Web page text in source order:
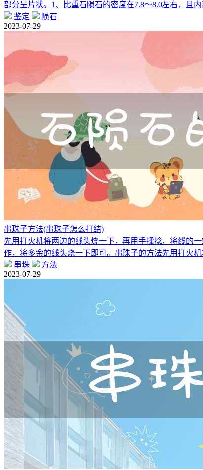
部分呈片状。1、比重石陨石的密度在7.8～8.0左右，且
鉴定
陨石
2023-07-29
串珠子方法(串珠子怎么打结)
先用打火机将两边的线头烧一下，再用手揉捻，将线的
作，将多余的线头烧一下即可。串珠子的方法先用打火
串珠
方法
2023-07-29